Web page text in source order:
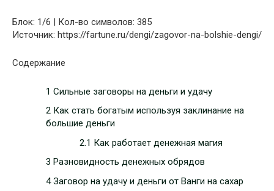
Блок: 1/6 | Кол-во символов: 385
Источник: https://fartune.ru/dengi/zagovor-na-bolshie-dengi/
Содержание
1 Сильные заговоры на деньги и удачу
2 Как стать богатым используя заклинание на
большие деньги
2.1 Как работает денежная магия
3 Разновидность денежных обрядов
4 Заговор на удачу и деньги от Ванги на сахар